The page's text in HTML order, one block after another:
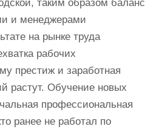
таким образом баланс
и менеджерами
на рынке труда
рабочих
престиж и заработная
растут. Обучение новых
профессиональная
ранее не работал по